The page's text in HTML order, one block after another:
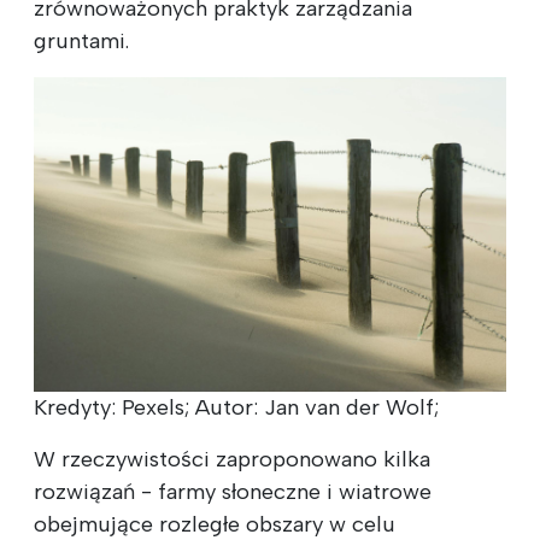
zrównoważonych praktyk zarządzania
gruntami.
Kredyty: Pexels; Autor: Jan van der Wolf;
W rzeczywistości zaproponowano kilka
rozwiązań - farmy słoneczne i wiatrowe
obejmujące rozległe obszary w celu